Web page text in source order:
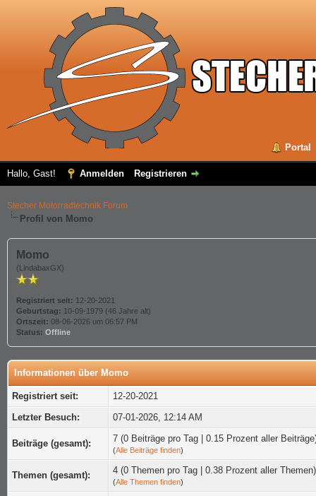
Portal
Hallo, Gast! Anmelden Registrieren
Stecher Motorradtechnik Forum
Profil von Momo
Momo
(LindabaxGX)
Registriert seit: 12-20-2021
Geburtstag: 10-09-1979 (46 Jahre alt)
Ortszeit: 08-06-2026 um 06:57 PM
Status: Offline
Informationen über Momo
Registriert seit:
12-20-2021
Letzter Besuch:
07-01-2026, 12:14 AM
Beiträge (gesamt): 7 (0 Beiträge pro Tag | 0.15 Prozent aller
(Alle Beiträge finden)
Themen (gesamt): 4 (0 Themen pro Tag | 0.38 Prozent aller Themen)
(Alle Themen finden)